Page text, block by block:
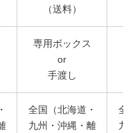
（送料）
専用ボックス
or
手渡し
全国（北海道・
九州・沖縄・離
全
九